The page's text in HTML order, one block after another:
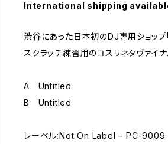
International shipping
渋谷にあった日本初のDJ専用ショップ
スクラッチ練習用のコスリネタヴァイナ
A Untitled
B Untitled
レーベル:Not On Label – PC-9009